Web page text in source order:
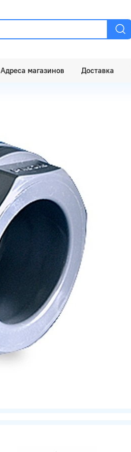
Адреса магазинов Доставка